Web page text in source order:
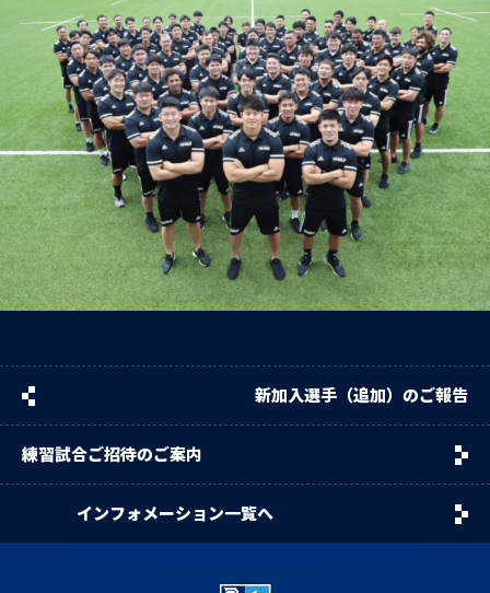
新加入選手（追加）のご報告
練習試合ご招待のご案内
インフォメーション一覧へ